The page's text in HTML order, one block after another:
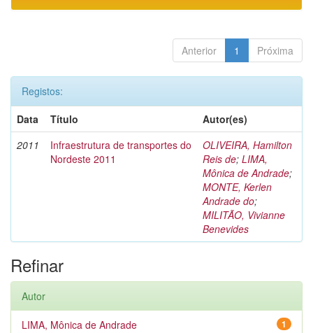
Anterior 1 Próxima
Registos:
Data
Título
Autor(es)
2011
Infraestrutura de transportes do
Nordeste 2011
OLIVEIRA, Hamilton
Reis de; LIMA,
Mônica de Andrade;
MONTE, Kerlen
Andrade do;
MILITÃO, Vivianne
Benevides
Refinar
Autor
1
LIMA, Mônica de Andrade